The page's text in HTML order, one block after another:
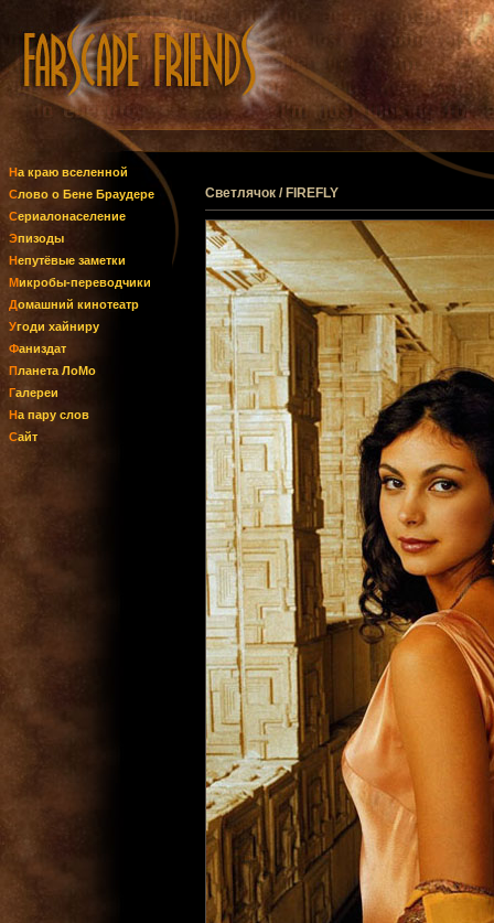
На краю вселенной
Слово о Бене Браудере
Сериалонаселение
Эпизоды
Непутёвые заметки
Микробы-переводчики
Домашний кинотеатр
Угоди хайниру
Фаниздат
Планета ЛоМо
Галереи
На пару слов
Сайт
Светлячок / FIREFLY